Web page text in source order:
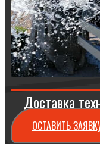
Доставка
ОСТАВИТЬ